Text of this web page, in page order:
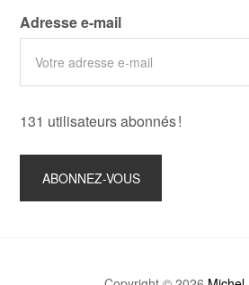
Adresse e-mail
131 utilisateurs abonnés !